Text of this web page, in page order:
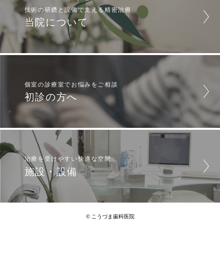
技術の研鑽と設備で支える精密治療
当院について
個室の診療室でお悩みをご相談
初診の方へ
治療を受けやすい快適な空間
施設・設備
© こうづま歯科医院